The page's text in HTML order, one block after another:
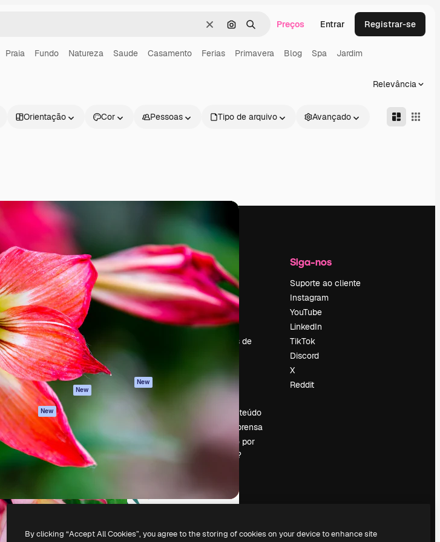
LimparPesquisar por imagem
BuscarPreços Entrar Registrar-se
Praia Fundo Natureza Saude Casamento Ferias Primavera Blog Spa Jardim
Relevância
Orientação Cor Pessoas Tipo de arquivo Avançado
Produtos
Spaces
Assistente de IA
Gerador de
imagens
Gerador de vídeos
Texto para voz
Conteúdo de stock
MCP para
Claude/ChatGPT
New
Agentes New
API
App móvel
Todas as
ferramentas
Começar
Academy
Documentação
Atendimento
Política de
privacidade
New
Afiliados
Empresas
Empresa
Preços
Sobre nós
Reviews
Emprego
Tendências de
Eventos
Vender conteúdo
Sala de imprensa
Procurando por
magnific.ai?
Siga-nos
Suporte ao cliente
Instagram
YouTube
LinkedIn
TikTok
Discord
X
Reddit
Todos os direitos reservados.
By clicking “Accept All Cookies”, you agree to the storing of cookies on your device to enhance site